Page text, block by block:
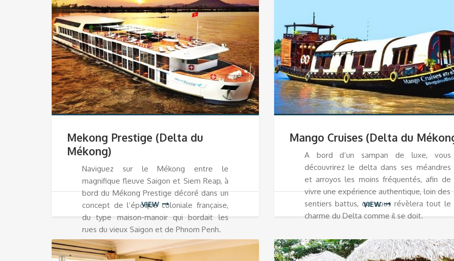
Mekong Prestige (Delta du
Mékong)
Naviguez sur le Mékong entre le
magnifique fleuve Saigon et Siem Reap, à
bord du Mékong Prestige décoré dans un
concept de l’époque coloniale française,
du type maison-manoir qui bordait les
rues du vieux Saigon et de Phnom Penh.
VIEW
Mango Cruises (Delta du
A bord d’un sampan de luxe, vous
découvrirez le delta dans ses méandres
et arroyos les moins fréquentés, afin de
vivre une expérience authentique, loin des
sentiers battus, qui vous révèlera tout le
charme du Delta comme il se doit.
VIEW